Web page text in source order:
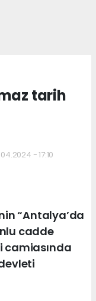
tarih
- 17:10
“Antalya’da
cadde
camiasında